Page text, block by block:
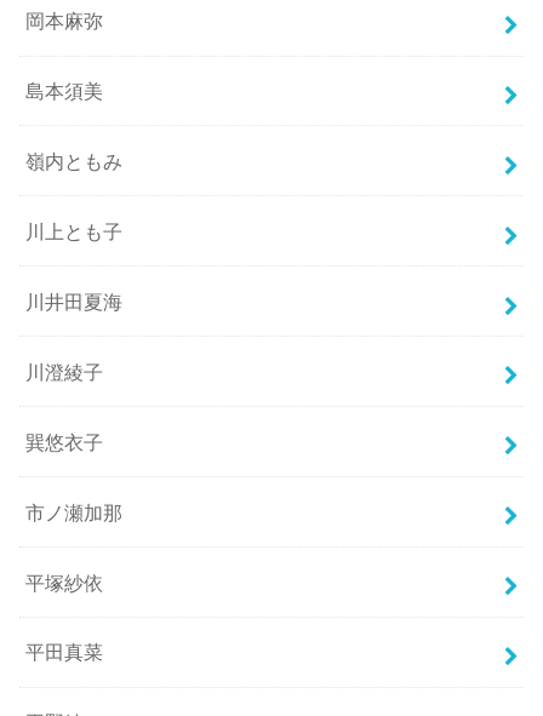
岡本麻弥
島本須美
嶺内ともみ
川上とも子
川井田夏海
川澄綾子
巽悠衣子
市ノ瀬加那
平塚紗依
平田真菜